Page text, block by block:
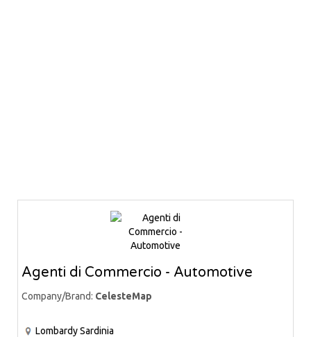
Agenti di Commercio - Automotive
Company/Brand: CelesteMap
LombardySardinia